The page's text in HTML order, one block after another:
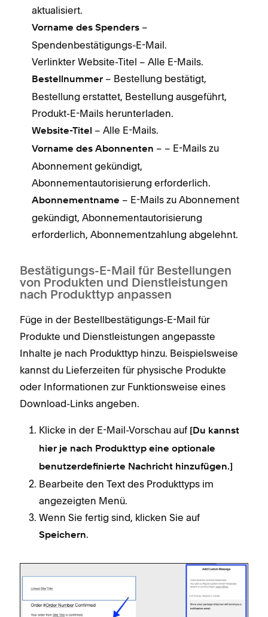
aktualisiert.
Vorname des Spenders –
Spendenbestätigungs-E-Mail.
Verlinkter Website-Titel – Alle E-Mails.
Bestellnummer – Bestellung bestätigt,
Bestellung erstattet, Bestellung ausgeführt,
Produkt-E-Mails herunterladen.
Website-Titel – Alle E-Mails.
Vorname des Abonnenten – – E-Mails zu
Abonnement gekündigt,
Abonnementautorisierung erforderlich.
Abonnementname – E-Mails zu Abonnement
gekündigt, Abonnementautorisierung
erforderlich, Abonnementzahlung abgelehnt.
Bestätigungs-E-Mail für Bestellungen
von Produkten und Dienstleistungen
nach Produkttyp anpassen
Füge in der Bestellbestätigungs-E-Mail für
Produkte und Dienstleistungen angepasste
Inhalte je nach Produkttyp hinzu. Beispielsweise
kannst du Lieferzeiten für physische Produkte
oder Informationen zur Funktionsweise eines
Download-Links angeben.
Klicke in der E-Mail-Vorschau auf
[Du kannst
hier je nach Produkttyp eine optionale
benutzerdefinierte Nachricht hinzufügen.]
Bearbeite den Text des Produkttyps im
angezeigten Menü.
Wenn Sie fertig sind, klicken Sie auf
Speichern.